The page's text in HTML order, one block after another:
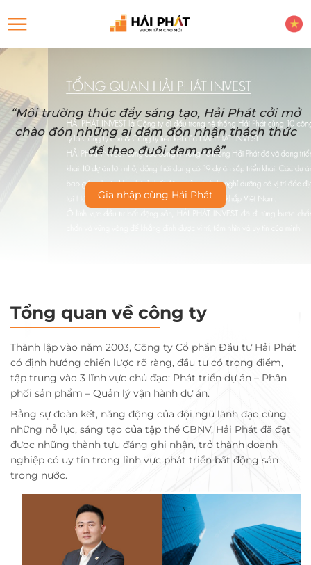
“Môi trường thúc đẩy sáng tạo, Hải Phát cởi mở
chào đón những ai dám đón nhận thách thức
để theo đuổi đam mê”
Gia nhập cùng Hải Phát
Tổng quan về công ty
Thành lập vào năm 2003, Công ty Cổ phần Đầu tư Hải Phát
có định hướng chiến lược rõ ràng, đầu tư có trọng điểm,
tập trung vào 3 lĩnh vực chủ đạo: Phát triển dự án – Phân
phối sản phẩm – Quản lý vận hành dự án.
Bằng sự đoàn kết, năng động của đội ngũ lãnh đạo cùng
những nỗ lực, sáng tạo của tập thể CBNV, Hải Phát đã đạt
được những thành tựu đáng ghi nhận, trở thành doanh
nghiệp có uy tín trong lĩnh vực phát triển bất động sản
trong nước.